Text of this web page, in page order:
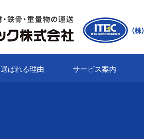
選ばれる理由 サービス案内